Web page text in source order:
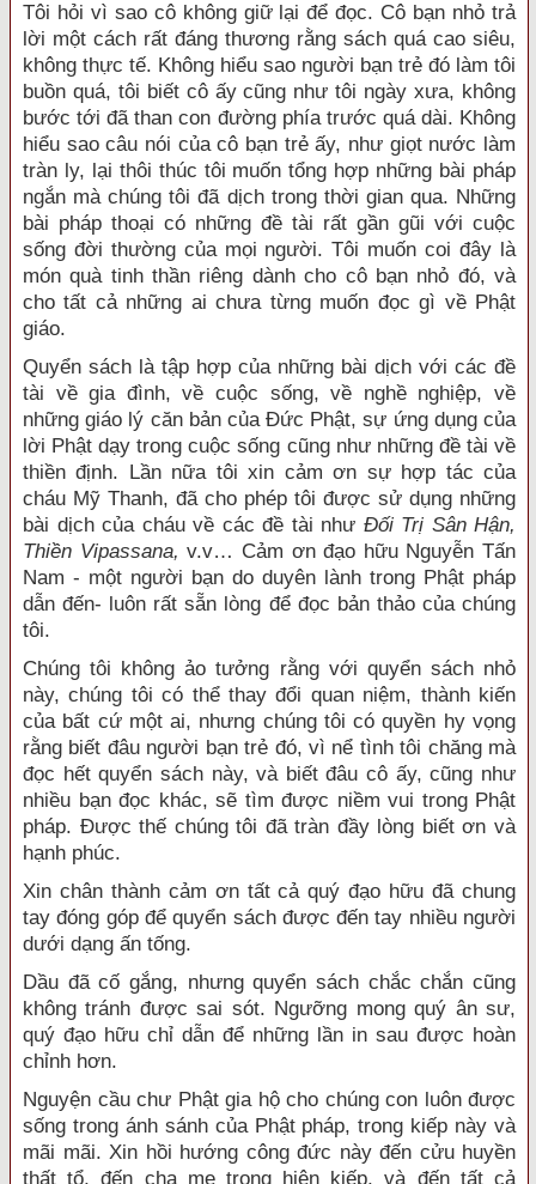
Tôi hỏi vì sao cô không giữ lại để đọc. Cô bạn nhỏ trả
lời một cách rất đáng thương rằng sách quá cao siêu,
không thực tế. Không hiểu sao người bạn trẻ đó làm tôi
buồn quá, tôi biết cô ấy cũng như tôi ngày xưa, không
bước tới đã than con đường phía trước quá dài. Không
hiểu sao câu nói của cô bạn trẻ ấy, như giọt nước làm
tràn ly, lại thôi thúc tôi muốn tổng hợp những bài pháp
ngắn mà chúng tôi đã dịch trong thời gian qua. Những
bài pháp thoại có những đề tài rất gần gũi với cuộc
sống đời thường của mọi người. Tôi muốn coi đây là
món quà tinh thần riêng dành cho cô bạn nhỏ đó, và
cho tất cả những ai chưa từng muốn đọc gì về Phật
giáo.
Quyển sách là tập hợp của những bài dịch với các đề
tài về gia đình, về cuộc sống, về nghề nghiệp, về
những giáo lý căn bản của Đức Phật, sự ứng dụng của
lời Phật dạy trong cuộc sống cũng như những đề tài về
thiền định. Lần nữa tôi xin cảm ơn sự hợp tác của
cháu Mỹ Thanh, đã cho phép tôi được sử dụng những
bài dịch của cháu về các đề tài như Đối Trị Sân Hận,
Thiền Vipassana,v.v… Cảm ơn đạo hữu Nguyễn Tấn
Nam - một người bạn do duyên lành trong Phật pháp
dẫn đến- luôn rất sẵn lòng để đọc bản thảo của chúng
tôi.
Chúng tôi không ảo tưởng rằng với quyển sách nhỏ
này, chúng tôi có thể thay đổi quan niệm, thành kiến
của bất cứ một ai, nhưng chúng tôi có quyền hy vọng
rằng biết đâu người bạn trẻ đó, vì nể tình tôi chăng mà
đọc hết quyển sách này, và biết đâu cô ấy, cũng như
nhiều bạn đọc khác, sẽ tìm được niềm vui trong Phật
pháp. Được thế chúng tôi đã tràn đầy lòng biết ơn và
hạnh phúc.
Xin chân thành cảm ơn tất cả quý đạo hữu đã chung
tay đóng góp để quyển sách được đến tay nhiều người
dưới dạng ấn tống.
Dầu đã cố gắng, nhưng quyển sách chắc chắn cũng
không tránh được sai sót. Ngưỡng mong quý ân sư,
quý đạo hữu chỉ dẫn để những lần in sau được hoàn
chỉnh hơn.
Nguyện cầu chư Phật gia hộ cho chúng con luôn được
sống trong ánh sánh của Phật pháp, trong kiếp này và
mãi mãi. Xin hồi hướng công đức này đến cửu huyền
thất tổ, đến cha mẹ trong hiện kiếp, và đến tất cả